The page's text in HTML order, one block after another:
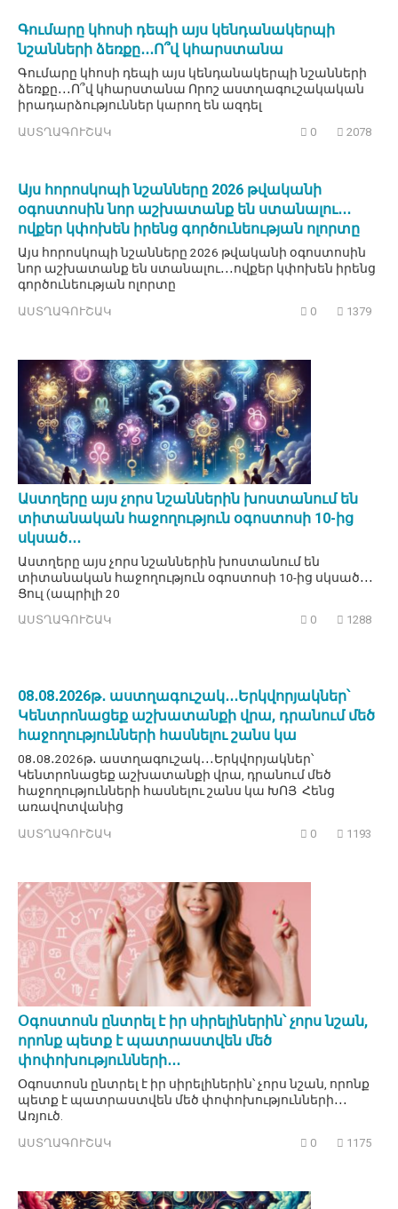
Գումարը կհոսի դեպի այս կենդանակերպի
նշանների ձեռքը․․․Ո՞վ կհարստանա
Գումարը կհոսի դեպի այս կենդանակերպի նշանների
ձեռքը․․․Ո՞վ կհարստանա Որոշ աստղագուշակական
իրադարձություններ կարող են ազդել
ԱՍՏՂԱԳՈՒՇԱԿ 0 2078
Այս հորոսկոպի նշանները 2026 թվականի
օգոստոսին նոր աշխատանք են ստանալու․․․
ովքեր կփոխեն իրենց գործունեության ոլորտը
Այս հորոսկոպի նշանները 2026 թվականի օգոստոսին
նոր աշխատանք են ստանալու․․․ովքեր կփոխեն իրենց
գործունեության ոլորտը
ԱՍՏՂԱԳՈՒՇԱԿ 0 1379
Աստղերը այս չորս նշաններին խոստանում են
տիտանական հաջողություն օգոստոսի 10-ից
սկսած․․․
Աստղերը այս չորս նշաններին խոստանում են
տիտանական հաջողություն օգոստոսի 10-ից սկսած․․․
Ցուլ (ապրիլի 20
ԱՍՏՂԱԳՈՒՇԱԿ 0 1288
08․08․2026թ․ աստղագուշակ․․․Երկվորյակներ՝
Կենտրոնացեք աշխատանքի վրա, դրանում մեծ
հաջողությունների հասնելու շանս կա
08․08․2026թ․ աստղագուշակ․․․Երկվորյակներ՝
Կենտրոնացեք աշխատանքի վրա, դրանում մեծ
հաջողությունների հասնելու շանս կա ԽՈՅ Հենց
առավոտվանից
ԱՍՏՂԱԳՈՒՇԱԿ 0 1193
Օգոստոսն ընտրել է իր սիրելիներին՝ չորս նշան,
որոնք պետք է պատրաստվեն մեծ
փոփոխությունների․․․
Օգոստոսն ընտրել է իր սիրելիներին՝ չորս նշան, որոնք
պետք է պատրաստվեն մեծ փոփոխությունների․․․
Առյուծ.
ԱՍՏՂԱԳՈՒՇԱԿ 0 1175